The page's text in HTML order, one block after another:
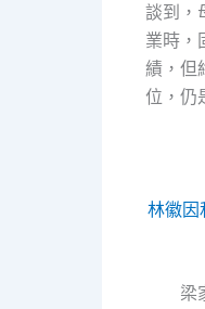
談到，
業時，
績，但
位，仍
林徽因
梁